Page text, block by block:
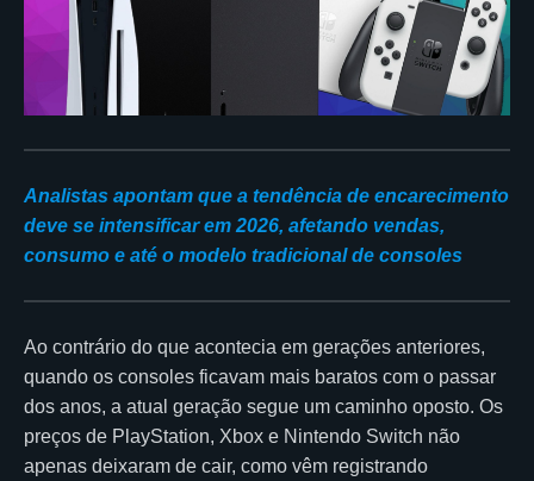
Analistas apontam que a tendência de encarecimento
deve se intensificar em 2026, afetando vendas,
consumo e até o modelo tradicional de consoles
Ao contrário do que acontecia em gerações anteriores,
quando os consoles ficavam mais baratos com o passar
dos anos, a atual geração segue um caminho oposto. Os
preços de PlayStation, Xbox e Nintendo Switch não
apenas deixaram de cair, como vêm registrando